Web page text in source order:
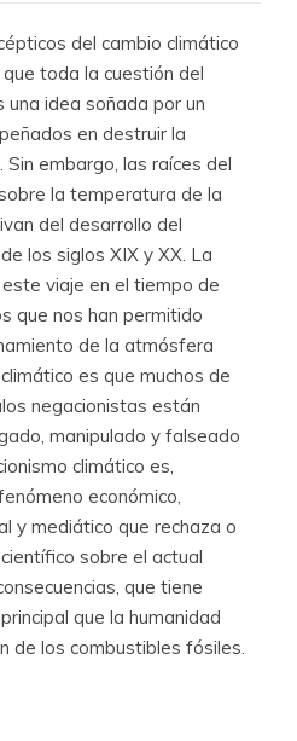
del cambio climático
toda la cuestión del
idea soñada por un
en destruir la
embargo, las raíces del
la temperatura de la
del desarrollo del
los siglos XIX y XX. La
viaje en el tiempo de
que nos han permitido
de la atmósfera
es que muchos de
negacionistas están
manipulado y falseado
climático es,
económico,
y mediático que rechaza o
sobre el actual
que tiene
que la humanidad
de los combustibles fósiles.